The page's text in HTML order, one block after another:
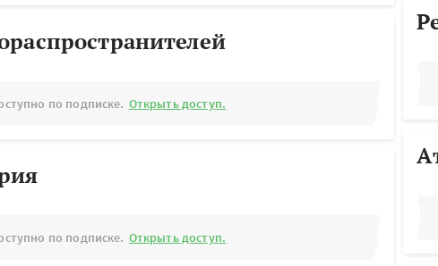
по подписке. Открыть доступ.
по подписке. Открыть доступ.